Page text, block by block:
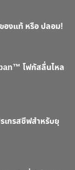
องแท้ หรือ ปลอม!
โฟกัสลื่นไหล
กรสซีฟสำหรับยุ